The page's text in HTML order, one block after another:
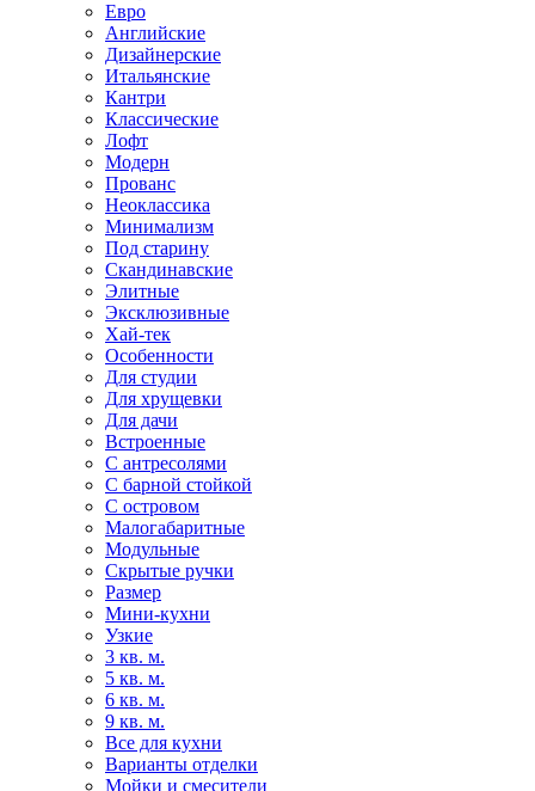
Евро
Английские
Дизайнерские
Итальянские
Кантри
Классические
Лофт
Модерн
Прованс
Неоклассика
Минимализм
Под старину
Скандинавские
Элитные
Эксклюзивные
Хай-тек
Особенности
Для студии
Для хрущевки
Для дачи
Встроенные
С антресолями
С барной стойкой
С островом
Малогабаритные
Модульные
Скрытые ручки
Размер
Мини-кухни
Узкие
3 кв. м.
5 кв. м.
6 кв. м.
9 кв. м.
Все для кухни
Варианты отделки
Мойки и смесители